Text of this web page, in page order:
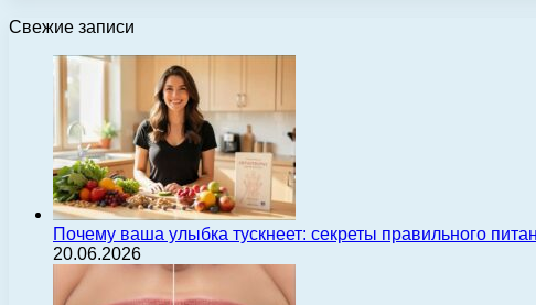
Свежие записи
Почему ваша улыбка тускнеет: секреты правильного
20.06.2026